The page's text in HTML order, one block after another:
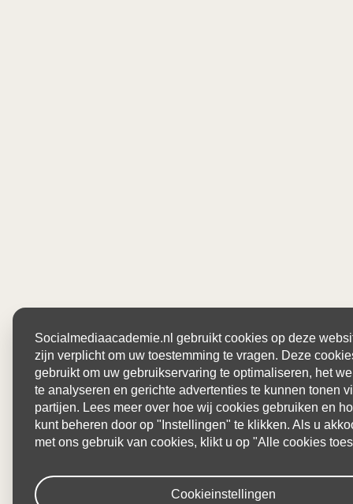
Socialmediaacademie.nl gebruikt cookies op deze
zijn verplicht om uw toestemming te vragen. Deze
gebruikt om uw gebruikservaring te optimaliseren, het
te analyseren en gerichte advertenties te kunnen tonen
partijen. Lees meer over hoe wij cookies gebruiken en
kunt beheren door op "Instellingen" te klikken. Als u
met ons gebruik van cookies, klikt u op "Alle cookies
Cookieinstellingen